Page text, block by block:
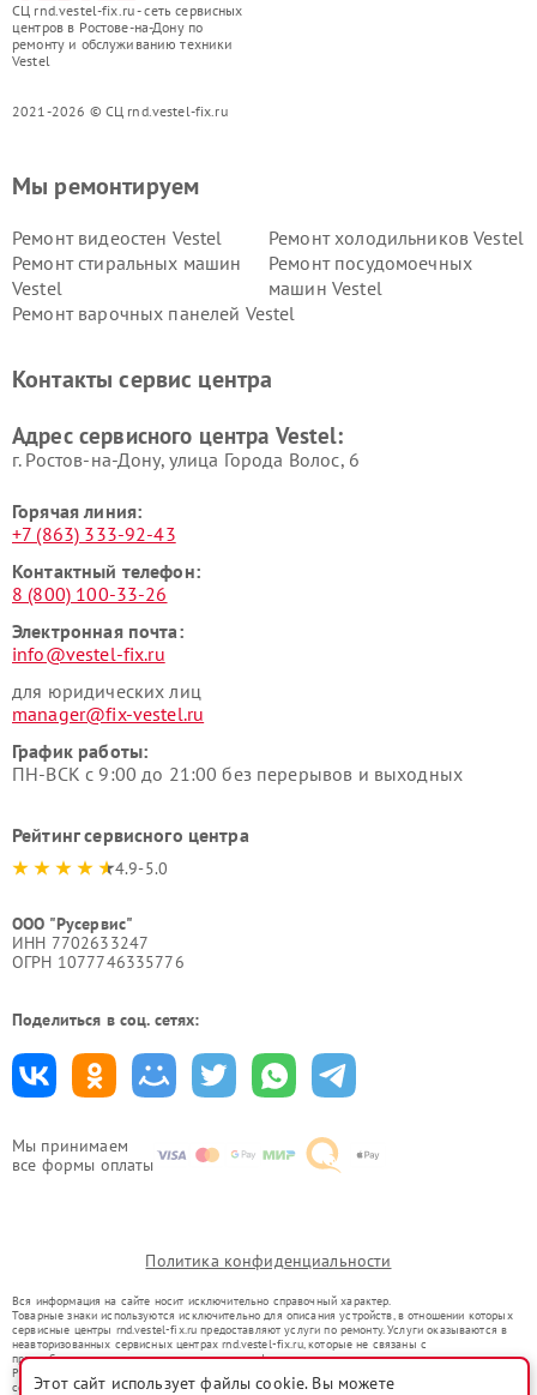
СЦ rnd.vestel-fix.ru - сеть сервисных
центров в Ростове-на-Дону по
ремонту и обслуживанию техники
Vestel
2021-2026 © СЦ rnd.vestel-fix.ru
Мы принимаем
все формы оплаты
Мы ремонтируем
Ремонт видеостен Vestel
Ремонт холодильников Vestel
Ремонт стиральных машин
Vestel
Ремонт посудомоечных
машин Vestel
Ремонт варочных панелей Vestel
Контакты сервис центра
Адрес сервисного центра Vestel:
г. Ростов-на-Дону, улица Города Волос, 6
Горячая линия:
+7 (863) 333-92-43
Контактный телефон:
8 (800) 100-33-26
Электронная почта:
info@vestel-fix.ru
для юридических лиц
manager@fix-vestel.ru
График работы:
ПН-ВСК с 9:00 до 21:00 без перерывов и выходных
Рейтинг сервисного центра
4.9-5.0
ООО "Русервис"
ИНН 7702633247
ОГРН 1077746335776
Поделиться в соц. сетях:
Политика конфиденциальности
Вся информация на сайте носит исключительно справочный характер.
Товарные знаки используются исключительно для описания устройств, в отношении которых
сервисные центры rnd.vestel-fix.ru предоставляют услуги по ремонту. Услуги оказываются в
неавторизованных сервисных центрах rnd.vestel-fix.ru, которые не связаны с
правообладателями товарных знаков или их официальными представителями.
Ремонт осуществляется для устройств, уже введенных в гражданский оборот в соответствии
со статьей 1487 ГК РФ.
Этот сайт использует файлы cookie. Вы можете